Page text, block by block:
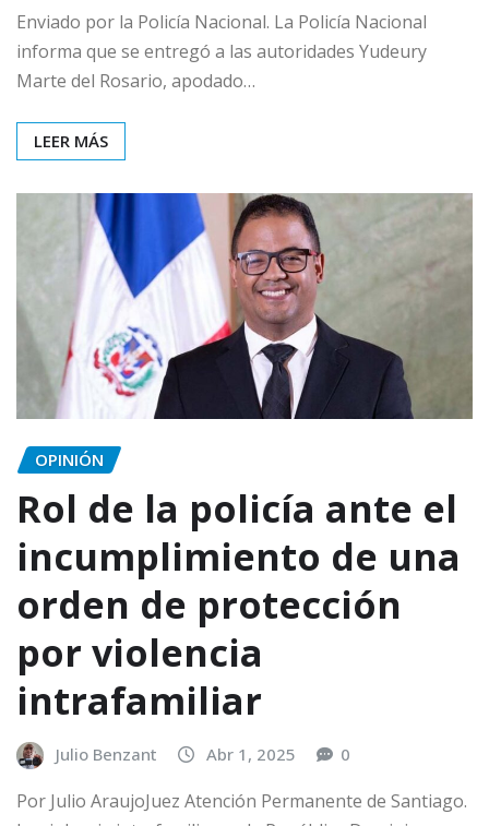
Enviado por la Policía Nacional. La Policía Nacional
informa que se entregó a las autoridades Yudeury
Marte del Rosario, apodado…
LEER MÁS
OPINIÓN
Rol de la policía ante el
incumplimiento de una
orden de protección
por violencia
intrafamiliar
Julio Benzant Abr 1, 2025 0
Por Julio AraujoJuez Atención Permanente de Santiago.